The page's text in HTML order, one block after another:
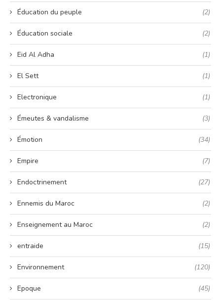
Éducation du peuple (2)
Éducation sociale (2)
Eid Al Adha (1)
El Sett (1)
Electronique (1)
Émeutes & vandalisme (3)
Émotion (34)
Empire (7)
Endoctrinement (27)
Ennemis du Maroc (2)
Enseignement au Maroc (2)
entraide (15)
Environnement (120)
Epoque (45)